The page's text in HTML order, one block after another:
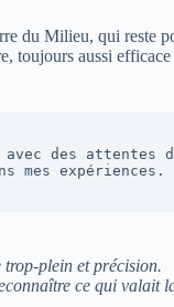
du Milieu, qui reste
aussi
des attentes
mes
trop-plein et précision.
ce qui valait